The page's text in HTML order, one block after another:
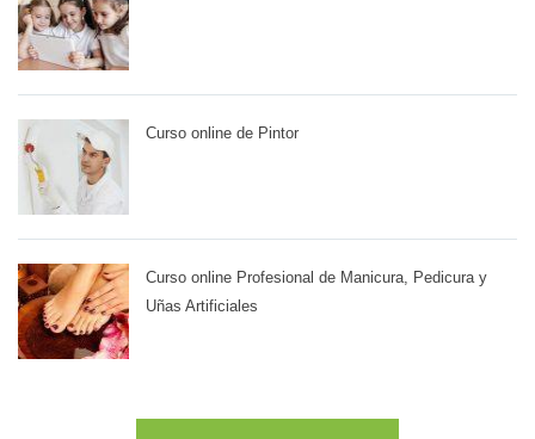
Curso online de Pintor
Curso online Profesional de Manicura, Pedicura y
Uñas Artificiales